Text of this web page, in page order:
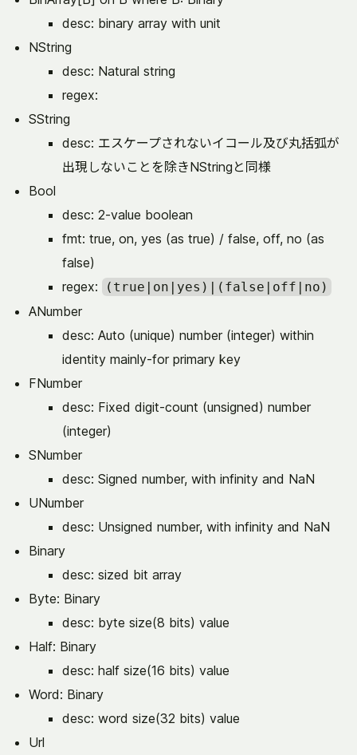
desc: binary array with unit
NString
desc: Natural string
regex:
SString
desc: エスケープされないイコール及び丸括弧が
出現しないことを除きNStringと同様
Bool
desc: 2-value boolean
fmt: true, on, yes (as true) / false, off, no (as
false)
regex:
(true|on|yes)|(false|off|no)
ANumber
desc: Auto (unique) number (integer) within
identity mainly-for primary key
FNumber
desc: Fixed digit-count (unsigned) number
(integer)
SNumber
desc: Signed number, with infinity and NaN
UNumber
desc: Unsigned number, with infinity and NaN
Binary
desc: sized bit array
Byte: Binary
desc: byte size(8 bits) value
Half: Binary
desc: half size(16 bits) value
Word: Binary
desc: word size(32 bits) value
Url